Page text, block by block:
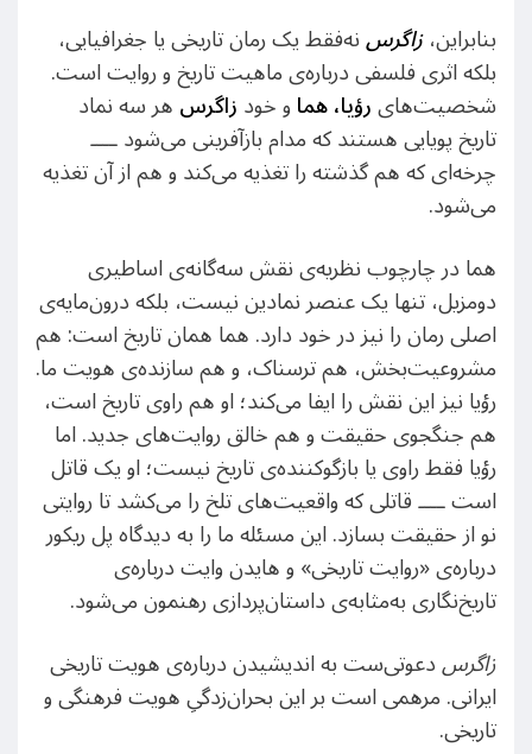
بنابراین،زاگرسنه‌‌فقط یک رمان تاریخی یا جغرافیایی،
بلکه اثری فلسفی درباره‌ی ماهیت تاریخ و روایت است.
شخصیت‌هایرؤیا، هماو خودزاگرسهر سه نماد
تاریخ پویایی هستند که مدام بازآفرینی می‌شود ــــ
چرخه‌ای که هم گذشته را تغذیه می‌کند و هم از آن تغذیه
می‌شود.
هما در چارچوب نظریه‌ی نقش سه‌گانه‌ی اساطیری
دومزیل، تنها یک عنصر نمادین نیست، بلکه درون‌مایه‌ی
اصلی رمان را نیز در خود دارد. هما همان تاریخ است: هم
مشروعیت‌بخش، هم ترسناک، و هم سازنده‌ی هویت ما.
رؤیا نیز این نقش را ایفا می‌کند؛ او هم راوی تاریخ است،
هم جنگجوی حقیقت و هم خالق روایت‌های جدید. اما
رؤیا فقط راوی یا بازگوکننده‌ی تاریخ نیست؛ او یک قاتل
است ــــ قاتلی که واقعیت‌های تلخ را می‌کشد تا روایتی
نو از حقیقت بسازد. این مسئله ما را به دیدگاه پل ریکور
درباره‌ی «روایت تاریخی» و هایدن وایت درباره‌ی
تاریخ‌نگاری به‌مثابه‌ی داستان‌پردازی رهنمون می‌شود.
زاگرسدعوتی‌ست به اندیشیدن درباره‌ی هویت تاریخی
ایرانی. مرهمی است بر این بحران‌زدگیِ هویت فرهنگی و
تاریخی.